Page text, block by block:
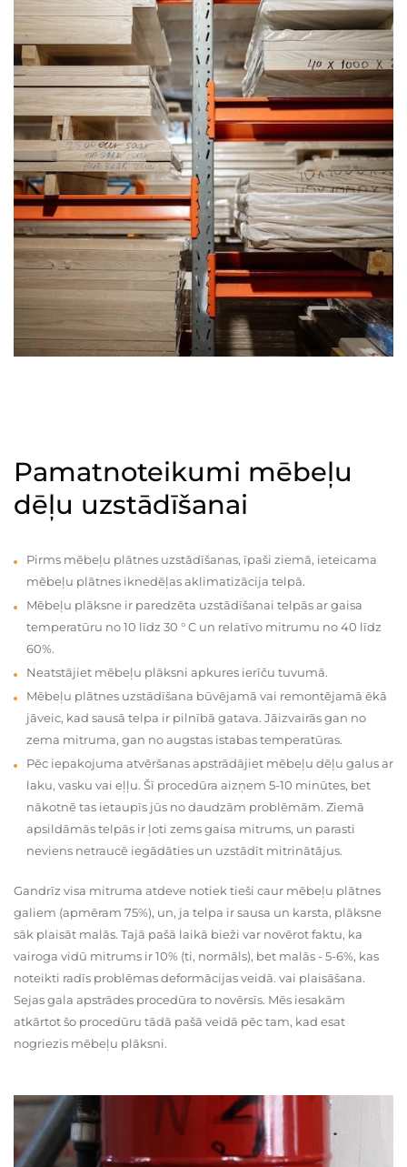
Pamatnoteikumi mēbeļu
dēļu uzstādīšanai
Pirms mēbeļu plātnes uzstādīšanas, īpaši ziemā, ieteicama
mēbeļu plātnes iknedēļas aklimatizācija telpā.
Mēbeļu plāksne ir paredzēta uzstādīšanai telpās ar gaisa
temperatūru no 10 līdz 30 ° C un relatīvo mitrumu no 40 līdz
60%.
Neatstājiet mēbeļu plāksni apkures ierīču tuvumā.
Mēbeļu plātnes uzstādīšana būvējamā vai remontējamā ēkā
jāveic, kad sausā telpa ir pilnībā gatava. Jāizvairās gan no
zema mitruma, gan no augstas istabas temperatūras.
Pēc iepakojuma atvēršanas apstrādājiet mēbeļu dēļu galus ar
laku, vasku vai eļļu. Šī procedūra aizņem 5-10 minūtes, bet
nākotnē tas ietaupīs jūs no daudzām problēmām. Ziemā
apsildāmās telpās ir ļoti zems gaisa mitrums, un parasti
neviens netraucē iegādāties un uzstādīt mitrinātājus.
Gandrīz visa mitruma atdeve notiek tieši caur mēbeļu plātnes
galiem (apmēram 75%), un, ja telpa ir sausa un karsta, plāksne
sāk plaisāt malās. Tajā pašā laikā bieži var novērot faktu, ka
vairoga vidū mitrums ir 10% (ti, normāls), bet malās - 5-6%, kas
noteikti radīs problēmas deformācijas veidā. vai plaisāšana.
Sejas gala apstrādes procedūra to novērsīs. Mēs iesakām
atkārtot šo procedūru tādā pašā veidā pēc tam, kad esat
nogriezis mēbeļu plāksni.